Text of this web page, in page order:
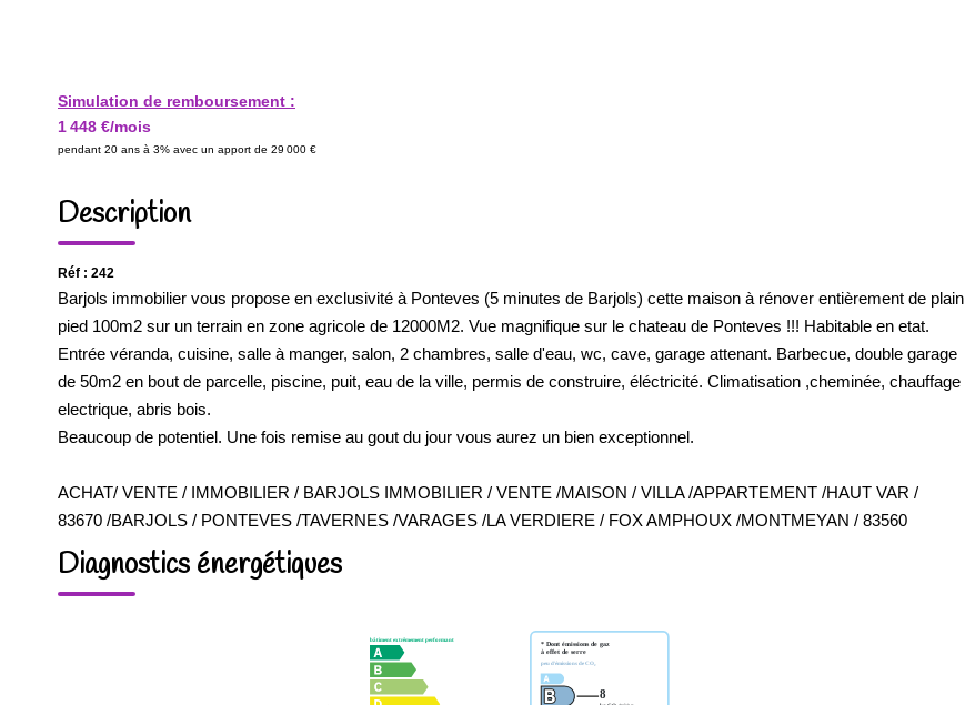
Simulation de remboursement :
1 448 €/mois
pendant 20 ans à 3% avec un apport de 29 000 €
Description
Réf : 242
Barjols immobilier vous propose en exclusivité à Ponteves (5 minutes de Barjols) cette maison à rénover entièrement de plain
pied 100m2 sur un terrain en zone agricole de 12000M2. Vue magnifique sur le chateau de Ponteves !!! Habitable en etat.
Entrée véranda, cuisine, salle à manger, salon, 2 chambres, salle d'eau, wc, cave, garage attenant. Barbecue, double garage
de 50m2 en bout de parcelle, piscine, puit, eau de la ville, permis de construire, éléctricité. Climatisation ,cheminée, chauffage
electrique, abris bois.
Beaucoup de potentiel. Une fois remise au gout du jour vous aurez un bien exceptionnel.
ACHAT/ VENTE / IMMOBILIER / BARJOLS IMMOBILIER / VENTE /MAISON / VILLA /APPARTEMENT /HAUT VAR /
83670 /BARJOLS / PONTEVES /TAVERNES /VARAGES /LA VERDIERE / FOX AMPHOUX /MONTMEYAN / 83560
Diagnostics énergétiques